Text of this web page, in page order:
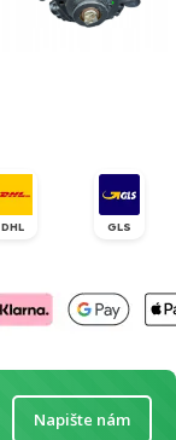
DHL GLS
Napište nám